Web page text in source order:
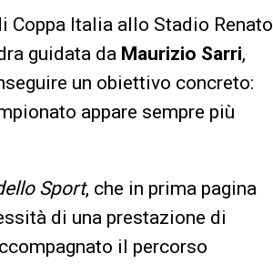
Coppa Italia allo Stadio Renato
guidata da Maurizio Sarri,
un obiettivo concreto:
appare sempre più
Sport, che in prima pagina
di una prestazione di
il percorso